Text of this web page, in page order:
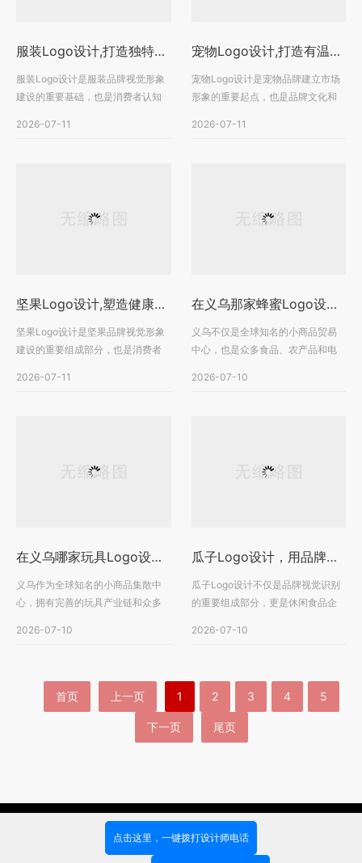
服装Logo设计,打造独特品牌符号，塑造时尚品牌核心竞争力
服装Logo设计是服装品牌视觉形象
建设的重要基础，也是消费者认知
2026-07-11
宠物Logo设计,打造有温度的品牌形象，提升宠物品牌市场竞争力
宠物Logo设计是宠物品牌建立市场
形象的重要起点，也是品牌文化和
2026-07-11
坚果Logo设计,塑造健康品牌形象，打造具有市场辨识度的品牌标识
坚果Logo设计是坚果品牌视觉形象
建设的重要组成部分，也是消费者
2026-07-11
在义乌那家蜂蜜Logo设计好？专业品牌设计助力蜂蜜企业打造高辨识度品牌
义乌不仅是全球知名的小商品贸易
中心，也是众多食品、农产品和电
2026-07-10
在义乌哪家玩具Logo设计更专业？选择品牌设计公司要关注这几点
义乌作为全球知名的小商品集散中
心，拥有完善的玩具产业链和众多
2026-07-10
瓜子Logo设计，用品牌符号打造消费者记忆，让休闲食品品牌更具市场竞争力
瓜子Logo设计不仅是品牌视觉识别
的重要组成部分，更是休闲食品企
2026-07-10
首页 上一页 1 2 3 4 5
下一页 尾页
服务团队 新闻资讯 公司简介
Copyright © 2018-2021 All Rights Reserved.
点击这里，一键拨打设计师电话